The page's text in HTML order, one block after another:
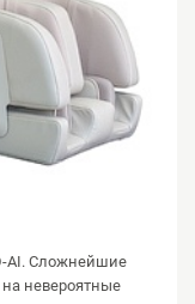
AI. Сложнейшие
невероятные